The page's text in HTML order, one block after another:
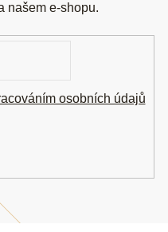
našem e-shopu.
osobních údajů